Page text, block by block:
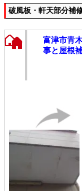
破風板・軒天部分補
富津市青
事と屋根